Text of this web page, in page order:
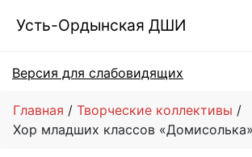
Усть-Ордынская ДШИ
Версия для слабовидящих
Главная
Творческие коллективы
Хор младших классов «Домисолька»